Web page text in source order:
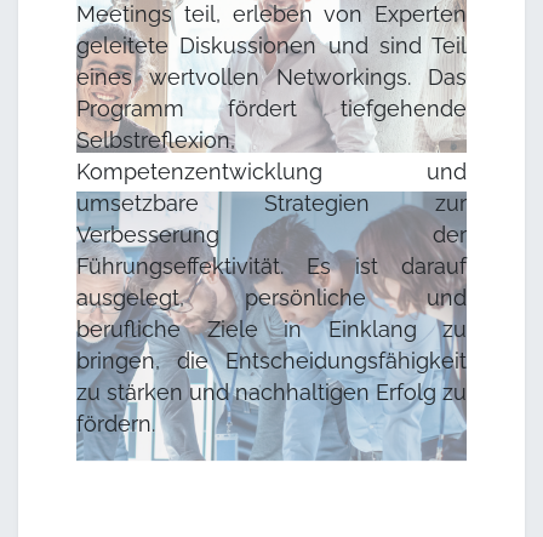
Meetings teil, erleben von Experten
geleitete Diskussionen und sind Teil
eines wertvollen Networkings. Das
Programm fördert tiefgehende
Selbstreflexion,
Kompetenzentwicklung und
umsetzbare Strategien zur
Verbesserung der
Führungseffektivität. Es ist darauf
ausgelegt, persönliche und
berufliche Ziele in Einklang zu
bringen, die Entscheidungsfähigkeit
zu stärken und nachhaltigen Erfolg zu
fördern.